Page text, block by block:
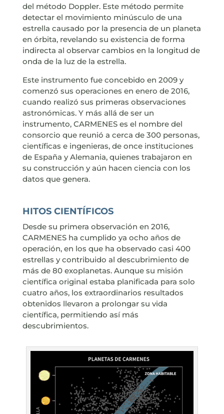
del método Doppler. Este método permite
detectar el movimiento minúsculo de una
estrella causado por la presencia de un planeta
en órbita, revelando su existencia de forma
indirecta al observar cambios en la longitud de
onda de la luz de la estrella.
Este instrumento fue concebido en 2009 y
comenzó sus operaciones en enero de 2016,
cuando realizó sus primeras observaciones
astronómicas. Y más allá de ser un
instrumento, CARMENES es el nombre del
consorcio que reunió a cerca de 300 personas,
científicas e ingenieras, de once instituciones
de España y Alemania, quienes trabajaron en
su construcción y aún hacen ciencia con los
datos que genera.
HITOS CIENTÍFICOS
Desde su primera observación en 2016,
CARMENES ha cumplido ya ocho años de
operación, en los que ha observado casi 400
estrellas y contribuido al descubrimiento de
más de 80 exoplanetas. Aunque su misión
científica original estaba planificada para solo
cuatro años, los extraordinarios resultados
obtenidos llevaron a prolongar su vida
científica, permitiendo así más
descubrimientos.